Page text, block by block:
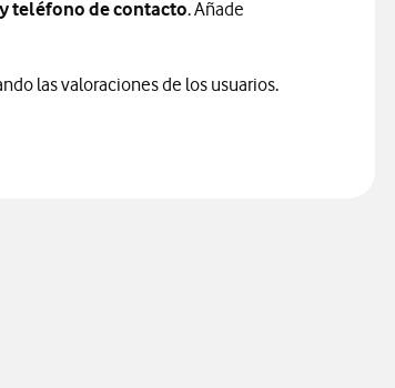
teléfono de contacto. Añade
las valoraciones de los usuarios.